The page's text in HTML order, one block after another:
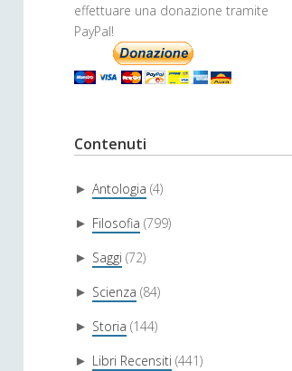
effettuare una donazione tramite
PayPal!
Contenuti
► Antologia (4)
► Filosofia (799)
► Saggi (72)
► Scienza (84)
► Storia (144)
► Libri Recensiti (441)